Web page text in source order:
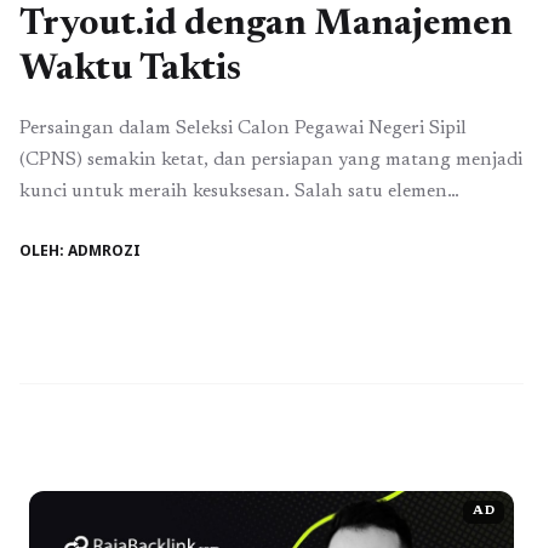
Tryout.id dengan Manajemen
Waktu Taktis
Persaingan dalam Seleksi Calon Pegawai Negeri Sipil
(CPNS) semakin ketat, dan persiapan yang matang menjadi
kunci untuk meraih kesuksesan. Salah satu elemen
yang efektif. Dengan memanfaatkan platform seperti
OLEH: ADMROZI
AD